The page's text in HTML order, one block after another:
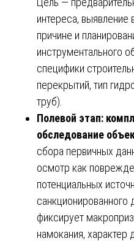
интереса,
причине и
инструментального
специфики
перекрытий, тип
труб).
Полевой этап:
обследование
сбора первичных
осмотр как
потенциальных
санкционированного
фиксирует
намокания,